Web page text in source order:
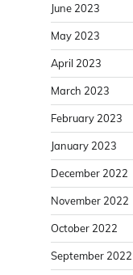
June 2023
May 2023
April 2023
March 2023
February 2023
January 2023
December 2022
November 2022
October 2022
September 2022